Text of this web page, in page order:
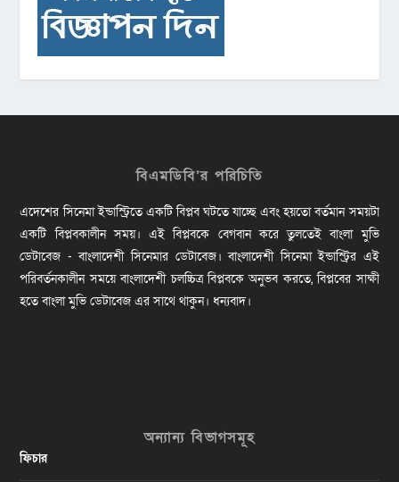
বিএমডিবি’র পরিচিতি
এদেশের সিনেমা ইন্ডাস্ট্রিতে একটি বিপ্লব ঘটতে যাচ্ছে এবং হয়তো বর্তমান সময়টা
একটি বিপ্লবকালীন সময়। এই বিপ্লবকে বেগবান করে তুলতেই বাংলা মুভি
ডেটাবেজ - বাংলাদেশী সিনেমার ডেটাবেজ। বাংলাদেশী সিনেমা ইন্ডাস্ট্রির এই
পরিবর্তনকালীন সময়ে বাংলাদেশী চলচ্চিত্র বিপ্লবকে অনুভব করতে, বিপ্লবের সাক্ষী
হতে বাংলা মুভি ডেটাবেজ এর সাথে থাকুন। ধন্যবাদ।
অন্যান্য বিভাগসমূহ
ফিচার